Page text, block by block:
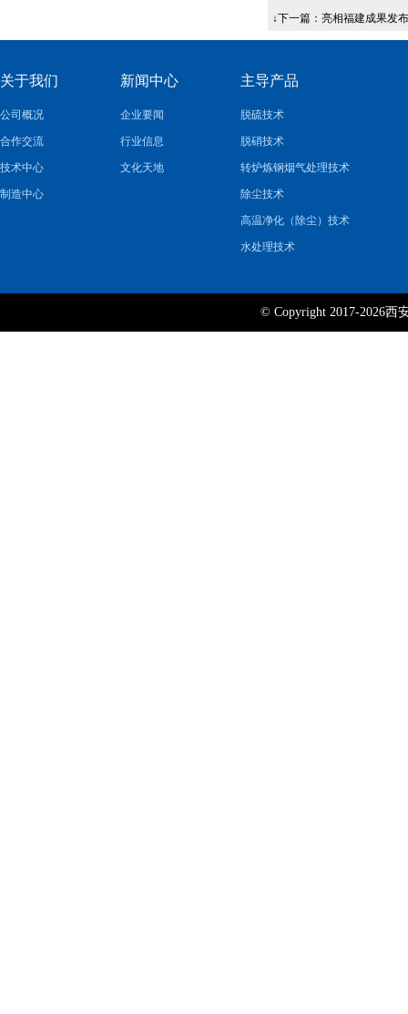
↓下一篇： 亮相福建成果发
关于我们
公司概况
合作交流
技术中心
制造中心
新闻中心
企业要闻
行业信息
文化天地
主导产品
脱硫技术
脱硝技术
转炉炼钢烟气处理技术
除尘技术
高温净化（除尘）技术
水处理技术
© Copyright 2017-2026